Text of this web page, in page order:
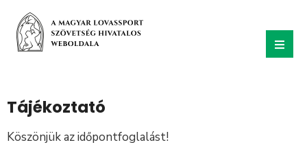
Tájékoztató
Köszönjük az időpontfoglalást!